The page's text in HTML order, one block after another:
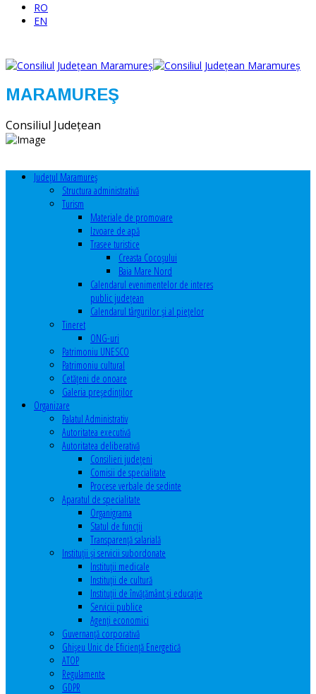
RO
EN
MARAMUREŞ
Consiliul Judeţean
Judeţul Maramureş
Structura administrativă
Turism
Materiale de promovare
Izvoare de apă
Trasee turistice
Creasta Cocoșului
Baia Mare Nord
Calendarul evenimentelor de interes
public judeţean
Calendarul târgurilor şi al pieţelor
Tineret
ONG-uri
Patrimoniu UNESCO
Patrimoniu cultural
Cetăţeni de onoare
Galeria președinților
Organizare
Palatul Administrativ
Autoritatea executivă
Autoritatea deliberativă
Consilieri judeţeni
Comisii de specialitate
Procese verbale de sedinte
Aparatul de specialitate
Organigrama
Statul de funcții
Transparență salarială
Instituţii şi servicii subordonate
Instituţii medicale
Instituţii de cultură
Instituţii de învăţământ şi educaţie
Servicii publice
Agenţi economici
Guvernanță corporativă
Ghişeu Unic de Eficienţă Energetică
ATOP
Regulamente
GDPR